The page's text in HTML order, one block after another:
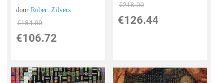
doorRobert Zilvers
€184.00
€106.72
€218.00
€126.44